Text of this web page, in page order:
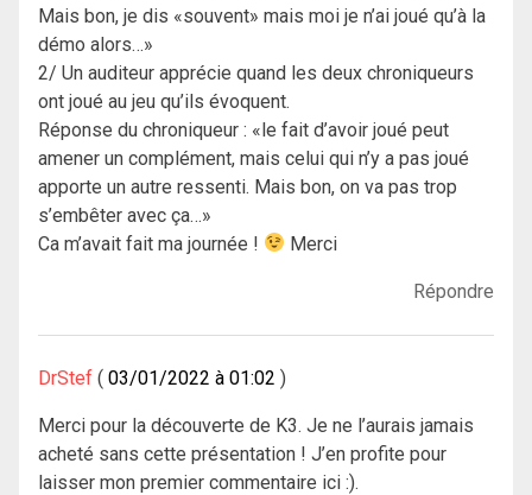
Mais bon, je dis «souvent» mais moi je n’ai joué qu’à la
démo alors…»
2/ Un auditeur apprécie quand les deux chroniqueurs
ont joué au jeu qu’ils évoquent.
Réponse du chroniqueur : «le fait d’avoir joué peut
amener un complément, mais celui qui n’y a pas joué
apporte un autre ressenti. Mais bon, on va pas trop
s’embêter avec ça…»
Ca m’avait fait ma journée !
Merci
Répondre
DrStef 03/01/2022 à 01:02
Merci pour la découverte de K3. Je ne l’aurais jamais
acheté sans cette présentation ! J’en profite pour
laisser mon premier commentaire ici :).